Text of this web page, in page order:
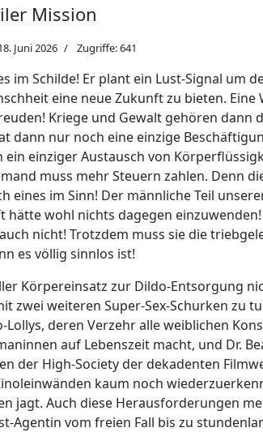
Mission
Juni 2026 Zugriffe: 641
im Schilde! Er plant ein Lust-Signal um
eine neue Zukunft zu bieten. Eine
Kriege und Gewalt gehören dann
dann nur noch eine einzige
einziger Austausch von
muss mehr Steuern zahlen. Denn
eines im Sinn! Der männliche Teil
hätte wohl nichts dagegen einzuwenden!
nicht! Trotzdem muss sie die
es völlig sinnlos ist!
Körpereinsatz zur Dildo-Entsorgung
zwei weiteren Super-Sex-Schurken zu
deren Verzehr alle weiblichen
auf Lebenszeit macht, und Dr.
der High-Society der dekadenten
kaum noch
jagt. Auch diese Herausforderungen
Agentin vom freien Fall bis zu